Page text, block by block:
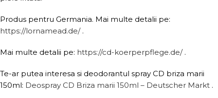
Produs pentru Germania. Mai multe detalii pe:
https://lornamead.de/.
Mai multe detalii pe: https://cd-koerperpflege.de/.
Te-ar putea interesa si deodorantul spray CD briza marii
150ml: Deospray CD Briza marii 150ml – Deutscher Markt .